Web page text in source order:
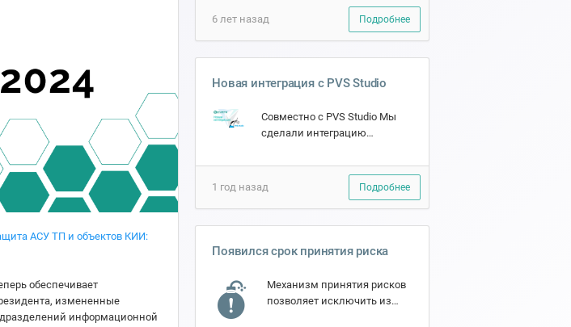
АСУ ТП и объектов КИИ:
обеспечивает
измененные
информационной
держать пользователей в
курсе обновлений решено
создать ленту ново...
6 лет назад Подробнее
Новая интеграция с PVS Studio
Совместно с PVS Studio Мы
сделали интеграцию
едином окне SECURITM
результатами сканирования
PVS Studio, путём импорта
1 год назад Подробнее
Появился срок принятия риска
Механизм принятия рисков
позволяет исключить из